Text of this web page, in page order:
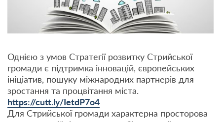
Однією з умов Стратегії розвитку Стрийської
громади є підтримка інновацій, європейських
ініціатив, пошуку міжнародних партнерів для
зростання та процвітання міста.
https://cutt.ly/IetdP7o4
Для Стрийської громади характерна просторова